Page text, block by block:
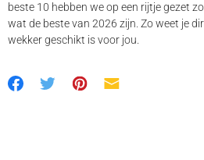
beste 10 hebben we op een rijtje gezet
wat de beste van 2026 zijn. Zo weet je
wekker geschikt is voor jou.